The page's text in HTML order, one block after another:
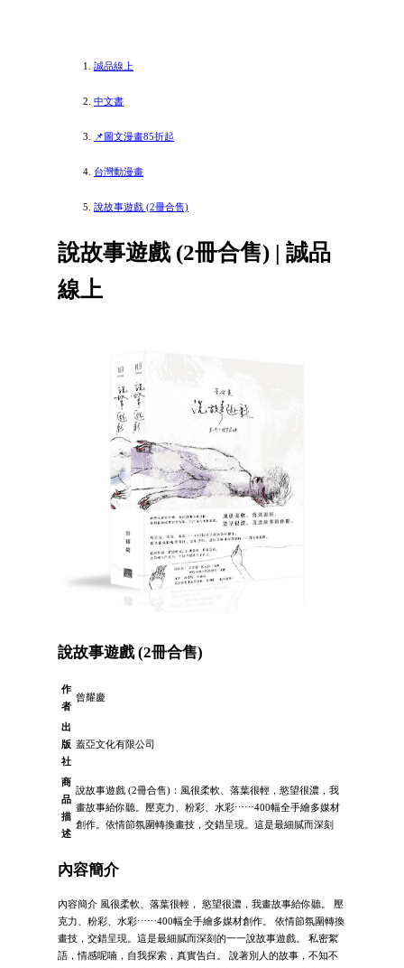
誠品線上
中文書
📌圖文漫畫85折起
台灣動漫畫
說故事遊戲 (2冊合售)
說故事遊戲 (2冊合售) | 誠品
線上
說故事遊戲 (2冊合售)
作
者
曾耀慶
出
版
社
蓋亞文化有限公司
商
品
描
述
說故事遊戲 (2冊合售)：風很柔軟、落葉很輕，慾望很濃，我
畫故事給你聽。壓克力、粉彩、水彩⋯⋯400幅全手繪多媒材
創作。依情節氛圍轉換畫技，交錯呈現。這是最細膩而深刻
內容簡介
內容簡介 風很柔軟、落葉很輕， 慾望很濃，我畫故事給你聽。 壓
克力、粉彩、水彩⋯⋯400幅全手繪多媒材創作。 依情節氛圍轉換
畫技，交錯呈現。這是最細膩而深刻的一一說故事遊戲。 私密絮
語，情感呢喃，自我探索，真實告白。 說著別人的故事，不知不